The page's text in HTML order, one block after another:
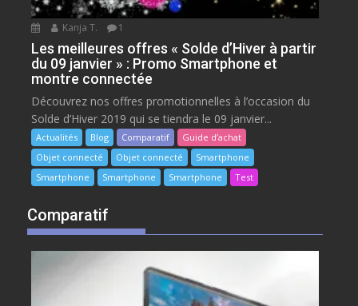
Kanja T. 1
Les meilleures offres « Solde d’Hiver à partir
du 09 janvier » : Promo Smartphone et
montre connectée
Découvrez nos offres promotionnelles à l’occasion du
Solde d’Hiver 2019 qui se tiendra le 09 janvier...
Actualités Blog Comparatif
Guide d’achat
Objet connecté
Objet connecté
Smartphone
Smartphone
Smartphone Smartphone Test
Comparatif